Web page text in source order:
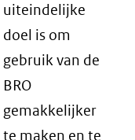
uiteindelijke
doel is om
gebruik van de
BRO
gemakkelijker
te maken en te